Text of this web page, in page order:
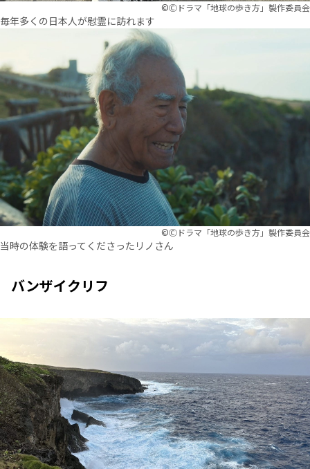
©︎Ⓒドラマ「地球の歩き方」製作委員会
毎年多くの日本人が慰霊に訪れます
©︎Ⓒドラマ「地球の歩き方」製作委員会
当時の体験を語ってくださったリノさん
バンザイクリフ